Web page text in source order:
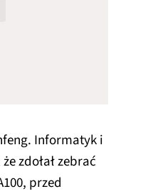
Informatyk i
zdołał zebrać
przed